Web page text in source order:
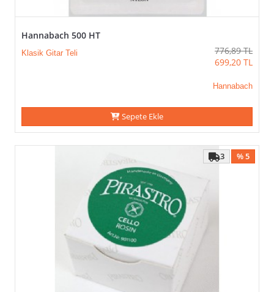
Hannabach 500 HT
Klasik Gitar Teli 776,89 TL
699,20 TL
Hannabach
Sepete Ekle
% 5
3